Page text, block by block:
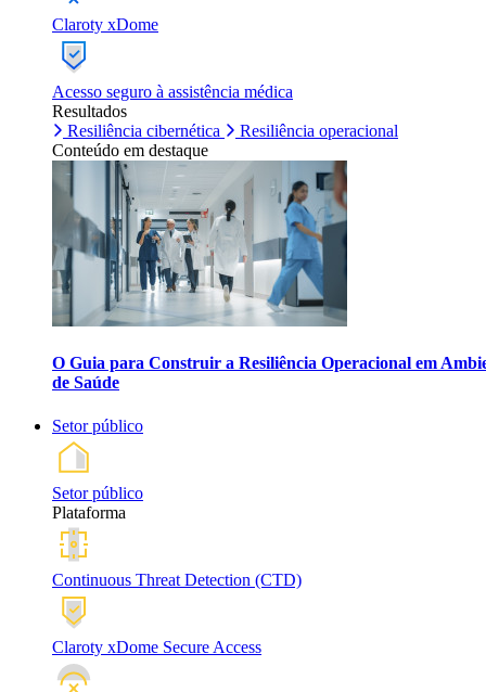
Claroty xDome
Acesso seguro à assistência médica
Resultados
Resiliência cibernética
Resiliência operacional
Conteúdo em destaque
O Guia para Construir a Resiliência Operacional em
de Saúde
Setor público
Setor público
Plataforma
Continuous Threat Detection (CTD)
Claroty xDome Secure Access